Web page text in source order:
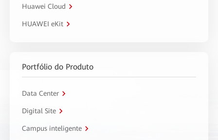
Huawei Cloud
HUAWEI eKit
Portfólio do Produto
Data Center
Digital Site
Campus inteligente